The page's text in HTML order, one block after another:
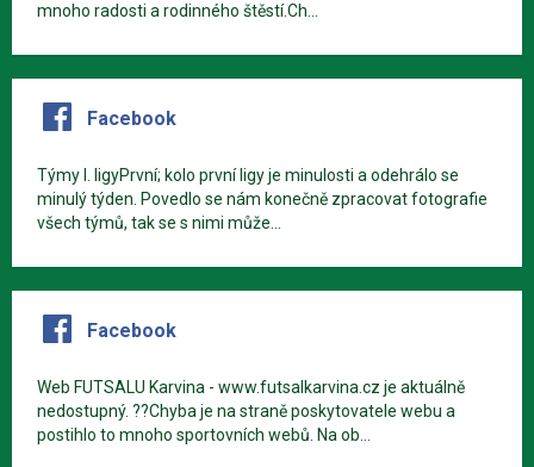
mnoho radosti a rodinného štěstí.Ch...
Facebook
Týmy I. ligyPrvní; kolo první ligy je minulosti a odehrálo se
minulý týden. Povedlo se nám konečně zpracovat fotografie
všech týmů, tak se s nimi může...
Facebook
Web FUTSALU Karvina - www.futsalkarvina.cz je aktuálně
nedostupný. ??Chyba je na straně poskytovatele webu a
postihlo to mnoho sportovních webů. Na ob...